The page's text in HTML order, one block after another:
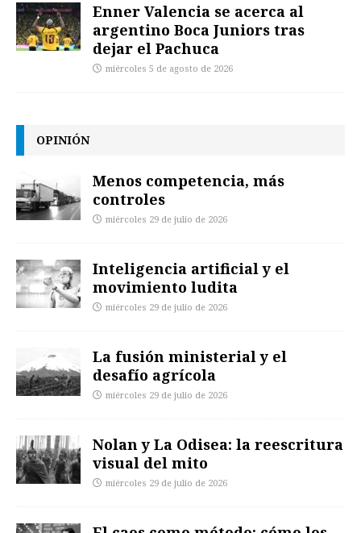
Enner Valencia se acerca al
argentino Boca Juniors tras
dejar el Pachuca
miércoles 5 de agosto de 2026
OPINIÓN
Menos competencia, más
controles
miércoles 29 de julio de 2026
Inteligencia artificial y el
movimiento ludita
miércoles 29 de julio de 2026
La fusión ministerial y el
desafío agrícola
miércoles 29 de julio de 2026
Nolan y La Odisea: la reescritura
visual del mito
miércoles 29 de julio de 2026